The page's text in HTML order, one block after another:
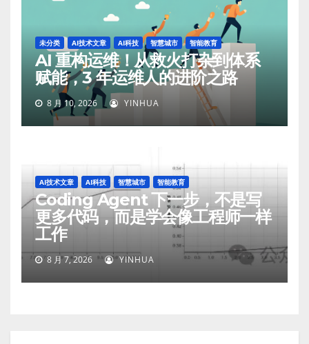
未分类 AI技术文章 AI科技 智慧城市 智能教育
AI 重构运维！从救火打杂到体系
赋能，3 年运维人的进阶之路
8 月 10, 2026 YINHUA
AI技术文章 AI科技 智慧城市 智能教育
Coding Agent 下一步，不是写
更多代码，而是学会像工程师一样
工作
8 月 7, 2026 YINHUA